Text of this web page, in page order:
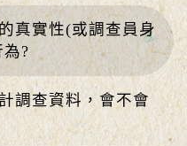
真實性(或調查員身
?
調查資料，會不會